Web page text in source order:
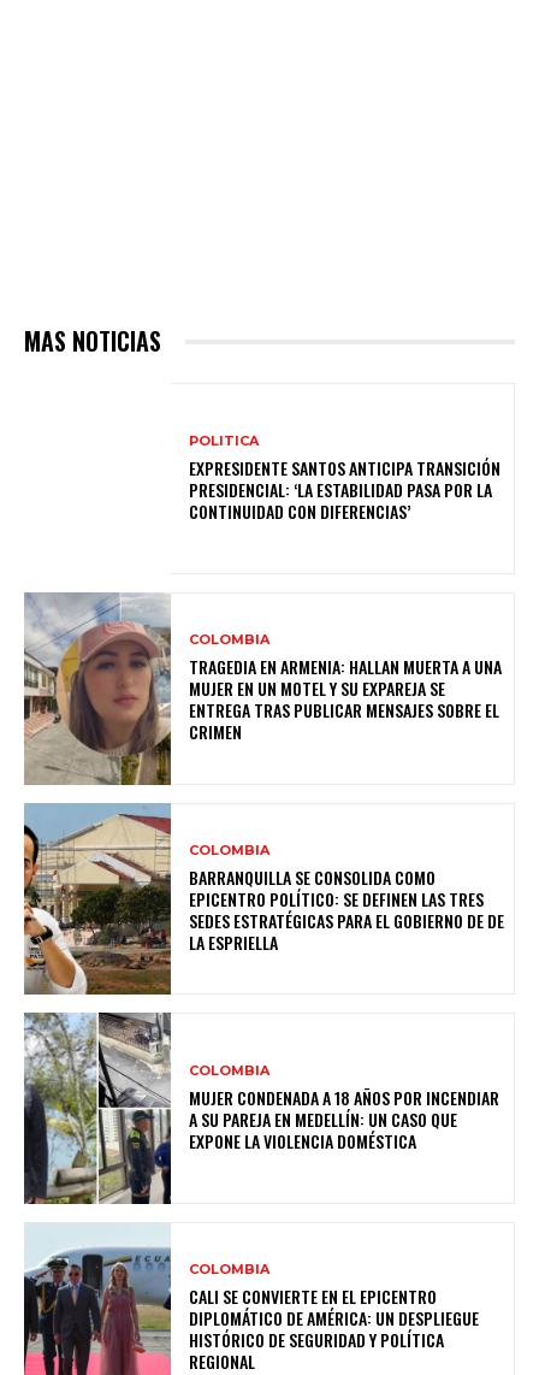
MAS NOTICIAS
POLITICA
EXPRESIDENTE SANTOS ANTICIPA TRANSICIÓN
PRESIDENCIAL: ‘LA ESTABILIDAD PASA POR LA
CONTINUIDAD CON DIFERENCIAS’
COLOMBIA
TRAGEDIA EN ARMENIA: HALLAN MUERTA A UNA
MUJER EN UN MOTEL Y SU EXPAREJA SE
ENTREGA TRAS PUBLICAR MENSAJES SOBRE EL
CRIMEN
COLOMBIA
BARRANQUILLA SE CONSOLIDA COMO
EPICENTRO POLÍTICO: SE DEFINEN LAS TRES
SEDES ESTRATÉGICAS PARA EL GOBIERNO DE DE
LA ESPRIELLA
COLOMBIA
MUJER CONDENADA A 18 AÑOS POR INCENDIAR
A SU PAREJA EN MEDELLÍN: UN CASO QUE
EXPONE LA VIOLENCIA DOMÉSTICA
COLOMBIA
CALI SE CONVIERTE EN EL EPICENTRO
DIPLOMÁTICO DE AMÉRICA: UN DESPLIEGUE
HISTÓRICO DE SEGURIDAD Y POLÍTICA
REGIONAL